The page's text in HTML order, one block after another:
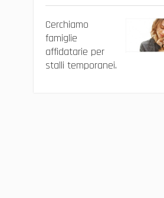
Cerchiamo
famiglie
affidatarie per
stalli temporanei.